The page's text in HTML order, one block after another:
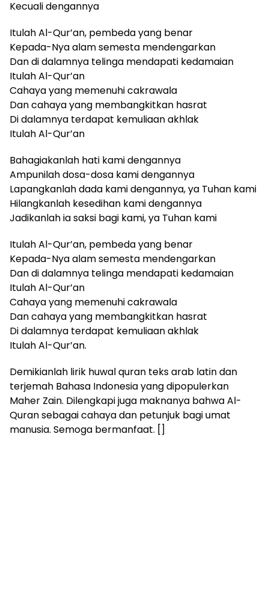
Kecuali dengannya
Itulah Al-Qur’an, pembeda yang benar
Kepada-Nya alam semesta mendengarkan
Dan di dalamnya telinga mendapati kedamaian
Itulah Al-Qur’an
Cahaya yang memenuhi cakrawala
Dan cahaya yang membangkitkan hasrat
Di dalamnya terdapat kemuliaan akhlak
Itulah Al-Qur’an
Bahagiakanlah hati kami dengannya
Ampunilah dosa-dosa kami dengannya
Lapangkanlah dada kami dengannya, ya Tuhan kami
Hilangkanlah kesedihan kami dengannya
Jadikanlah ia saksi bagi kami, ya Tuhan kami
Itulah Al-Qur’an, pembeda yang benar
Kepada-Nya alam semesta mendengarkan
Dan di dalamnya telinga mendapati kedamaian
Itulah Al-Qur’an
Cahaya yang memenuhi cakrawala
Dan cahaya yang membangkitkan hasrat
Di dalamnya terdapat kemuliaan akhlak
Itulah Al-Qur’an.
Demikianlah lirik huwal quran teks arab latin dan
terjemah Bahasa Indonesia yang dipopulerkan
Maher Zain. Dilengkapi juga maknanya bahwa Al-
Quran sebagai cahaya dan petunjuk bagi umat
manusia. Semoga bermanfaat. []